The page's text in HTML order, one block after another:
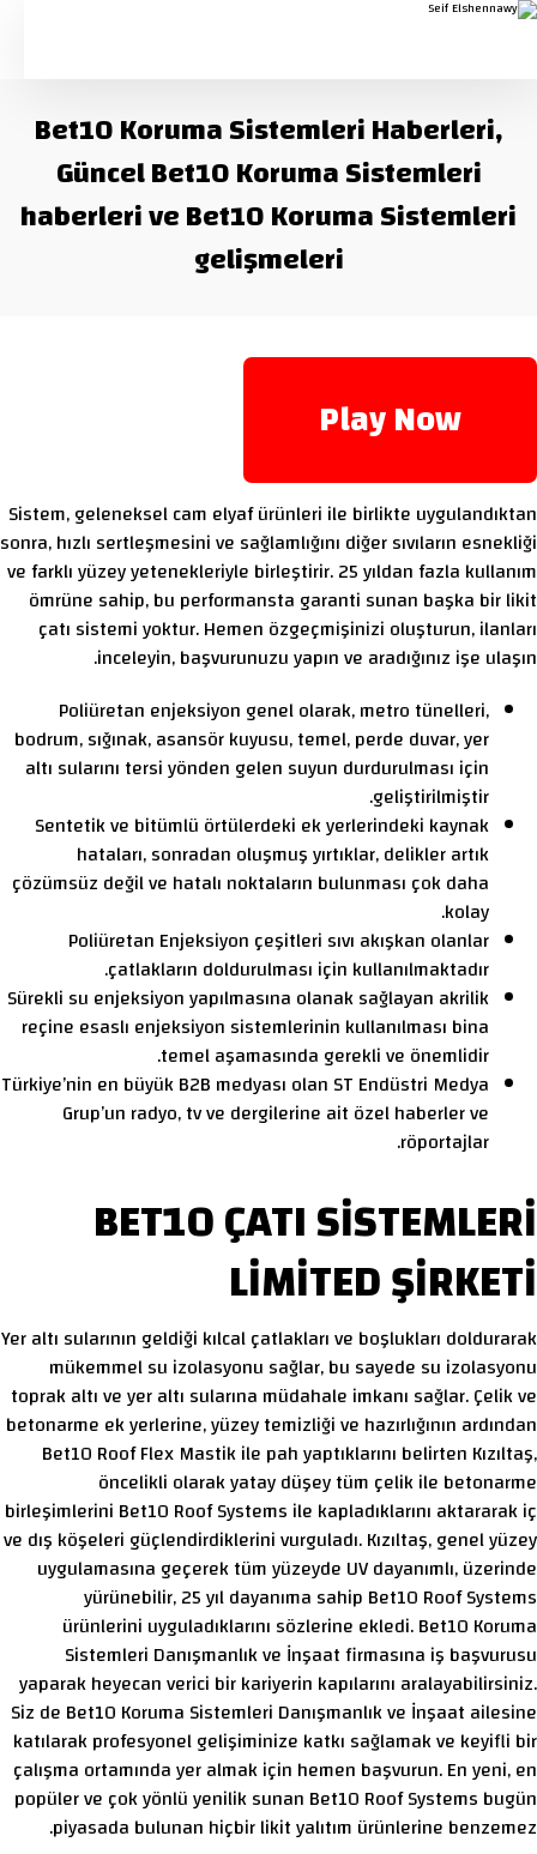
Bet10 Koruma Sistemleri Haberleri,
Güncel Bet10 Koruma Sistemleri
haberleri ve Bet10 Koruma Sistemleri
gelişmeleri
Play Now
Sistem, geleneksel cam elyaf ürünleri ile birlikte uygulandıktan
sonra, hızlı sertleşmesini ve sağlamlığını diğer sıvıların esnekliği
ve farklı yüzey yetenekleriyle birleştirir. 25 yıldan fazla kullanım
ömrüne sahip, bu performansta garanti sunan başka bir likit
çatı sistemi yoktur. Hemen özgeçmişinizi oluşturun, ilanları
inceleyin, başvurunuzu yapın ve aradığınız işe ulaşın.
Poliüretan enjeksiyon genel olarak, metro tünelleri,
bodrum, sığınak, asansör kuyusu, temel, perde duvar, yer
altı sularını tersi yönden gelen suyun durdurulması için
geliştirilmiştir.
Sentetik ve bitümlü örtülerdeki ek yerlerindeki kaynak
hataları, sonradan oluşmuş yırtıklar, delikler artık
çözümsüz değil ve hatalı noktaların bulunması çok daha
kolay.
Poliüretan Enjeksiyon çeşitleri sıvı akışkan olanlar
çatlakların doldurulması için kullanılmaktadır.
Sürekli su enjeksiyon yapılmasına olanak sağlayan akrilik
reçine esaslı enjeksiyon sistemlerinin kullanılması bina
temel aşamasında gerekli ve önemlidir.
Türkiye’nin en büyük B2B medyası olan ST Endüstri Medya
Grup’un radyo, tv ve dergilerine ait özel haberler ve
röportajlar.
BET10 ÇATI SİSTEMLERİ
LİMİTED ŞİRKETİ
Yer altı sularının geldiği kılcal çatlakları ve boşlukları doldurarak
mükemmel su izolasyonu sağlar, bu sayede su izolasyonu
toprak altı ve yer altı sularına müdahale imkanı sağlar. Çelik ve
betonarme ek yerlerine, yüzey temizliği ve hazırlığının ardından
Bet10 Roof Flex Mastik ile pah yaptıklarını belirten Kızıltaş,
öncelikli olarak yatay düşey tüm çelik ile betonarme
birleşimlerini Bet10 Roof Systems ile kapladıklarını aktararak iç
ve dış köşeleri güçlendirdiklerini vurguladı. Kızıltaş, genel yüzey
uygulamasına geçerek tüm yüzeyde UV dayanımlı, üzerinde
yürünebilir, 25 yıl dayanıma sahip Bet10 Roof Systems
ürünlerini uyguladıklarını sözlerine ekledi. Bet10 Koruma
Sistemleri Danışmanlık ve İnşaat firmasına iş başvurusu
yaparak heyecan verici bir kariyerin kapılarını aralayabilirsiniz.
Siz de Bet10 Koruma Sistemleri Danışmanlık ve İnşaat ailesine
katılarak profesyonel gelişiminize katkı sağlamak ve keyifli bir
çalışma ortamında yer almak için hemen başvurun. En yeni, en
popüler ve çok yönlü yenilik sunan Bet10 Roof Systems bugün
piyasada bulunan hiçbir likit yalıtım ürünlerine benzemez.